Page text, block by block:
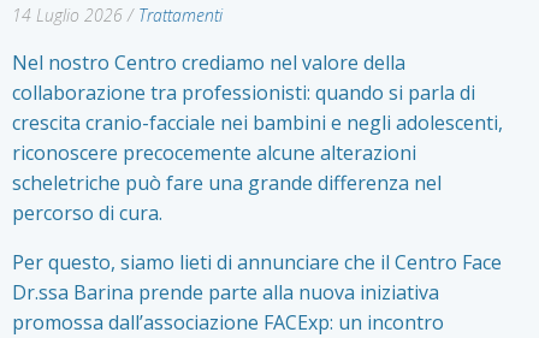
14 Luglio 2026/ Trattamenti
Nel nostro Centro crediamo nel valore della
collaborazione tra professionisti: quando si parla di
crescita cranio-facciale nei bambini e negli adolescenti,
riconoscere precocemente alcune alterazioni
scheletriche può fare una grande differenza nel
percorso di cura.
Per questo, siamo lieti di annunciare che il Centro Face
Dr.ssa Barina prende parte alla nuova iniziativa
promossa dall’associazione FACExp: un incontro